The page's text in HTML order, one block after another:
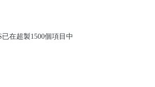
在超製1500個項目中